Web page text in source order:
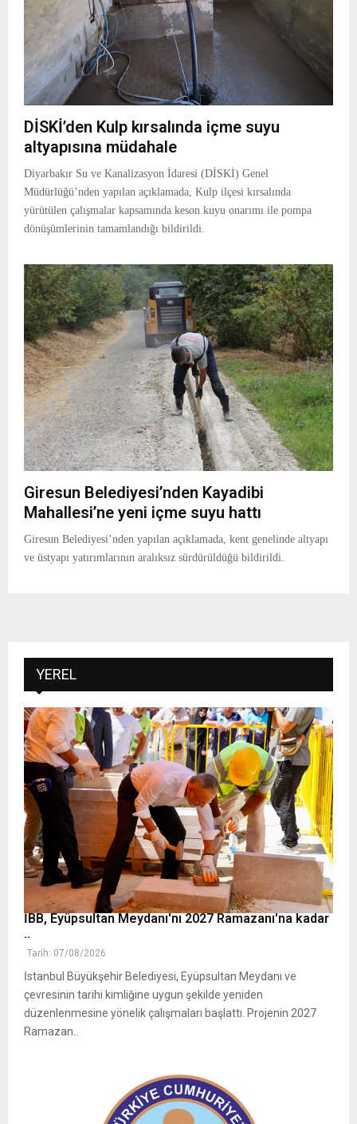
DİSKİ’den Kulp kırsalında içme suyu
altyapısına müdahale
Diyarbakır Su ve Kanalizasyon İdaresi (DİSKİ) Genel
Müdürlüğü’nden yapılan açıklamada, Kulp ilçesi kırsalında
yürütülen çalışmalar kapsamında keson kuyu onarımı ile pompa
dönüşümlerinin tamamlandığı bildirildi.
Giresun Belediyesi’nden Kayadibi
Mahallesi’ne yeni içme suyu hattı
Giresun Belediyesi’nden yapılan açıklamada, kent genelinde altyapı
ve üstyapı yatırımlarının aralıksız sürdürüldüğü bildirildi.
YEREL
İBB, Eyüpsultan Meydanı'nı 2027 Ramazanı'na kadar
..
Tarih: 07/08/2026
İstanbul Büyükşehir Belediyesi, Eyüpsultan Meydanı ve
çevresinin tarihi kimliğine uygun şekilde yeniden
düzenlenmesine yönelik çalışmaları başlattı. Projenin 2027
Ramazan..